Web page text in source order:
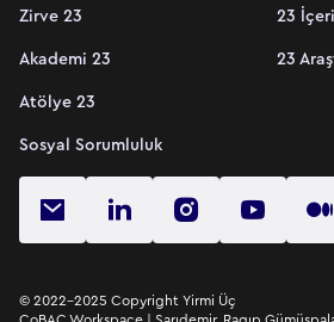
Zirve 23
Akademi 23
Atölye 23
Sosyal Sorumluluk
23
23
© 2022-2025 Copyright Yirmi Üç